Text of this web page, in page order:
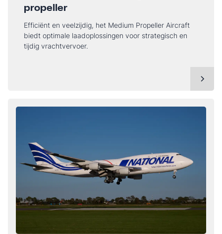
propeller
Efficiënt en veelzijdig, het Medium Propeller Aircraft
biedt optimale laadoplossingen voor strategisch en
tijdig vrachtvervoer.